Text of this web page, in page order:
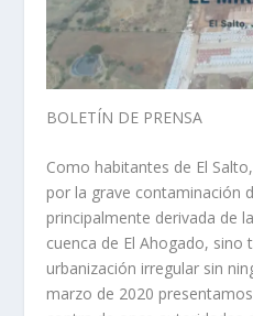
BOLETÍN DE PRENSA
Como habitantes de El
por la grave contaminación
principalmente derivada de
cuenca de El Ahogado, sino
urbanización irregular sin
marzo de 2020